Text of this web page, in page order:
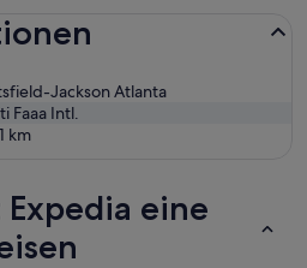
Jackson Atlanta
Faaa Intl.
km
eine